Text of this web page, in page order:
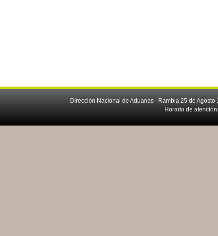
Dirección Nacional de Aduanas | Rambla 25 de
Horario de